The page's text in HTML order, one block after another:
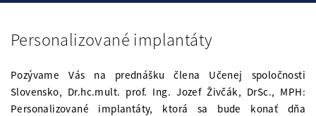
Personalizované implantáty
Pozývame Vás na prednášku člena Učenej spoločnosti
Slovensko, Dr.hc.mult. prof. Ing. Jozef Živčák, DrSc., MPH:
Personalizované implantáty, ktorá sa bude konať dňa